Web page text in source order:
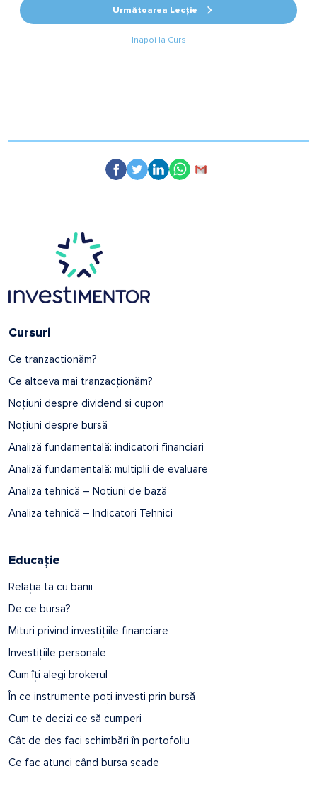
Inapoi la Curs
Următoarea Lecție
Cursuri
Ce tranzacționăm?
Ce altceva mai tranzacționăm?
Noțiuni despre dividend și cupon
Noțiuni despre bursă
Analiză fundamentală: indicatori financiari
Analiză fundamentală: multiplii de evaluare
Analiza tehnică – Noțiuni de bază
Analiza tehnică – Indicatori Tehnici
Educație
Relația ta cu banii
De ce bursa?
Mituri privind investițiile financiare
Investițiile personale
Cum îți alegi brokerul
În ce instrumente poți investi prin bursă
Cum te decizi ce să cumperi
Cât de des faci schimbări în portofoliu
Ce fac atunci când bursa scade